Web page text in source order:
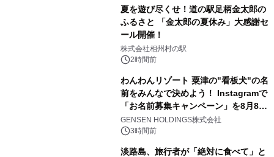
夏を遊び尽くせ！道の駅足柄金太郎の
ふるさと 「金太郎の夏休み」大感謝セ
ール開催！
株式会社相州村の駅
2時間前
わんわんリゾート 粟津の"看板犬"の名
前をみんなで決めよう！ Instagramで
「お名前募集キャンペーン」を8月8日
(土)より開催
GENSEN HOLDINGS株式会社
3時間前
淡路島、旅行者が「絶対に食べて」と